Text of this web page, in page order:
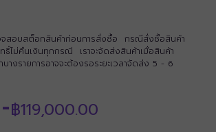
จสอบสต็อกสินค้าก่อนการสั่งซื้อ กรณีสั่งซื้อสินค้า
ไม่คืนเงินทุกกรณี เราจะจัดส่งสินค้าเมื่อสินค้า
งรายการอาจจะต้องรอระยะเวลาจัดส่ง 5 - 6
–฿119,000.00